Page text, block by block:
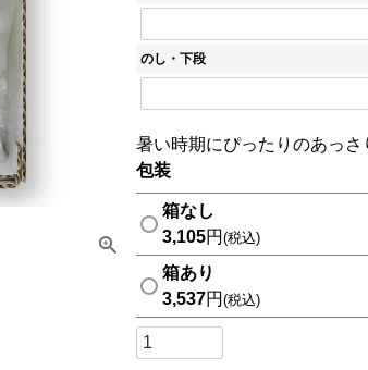
のし・下段
暑い時期にぴったりのあっさ
包装
箱なし
3,105
税込
箱あり
3,537
税込